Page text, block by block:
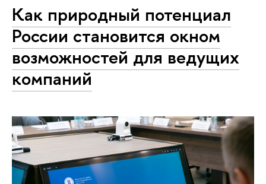
Как природный потенциал
России становится окном
возможностей для ведущих
компаний